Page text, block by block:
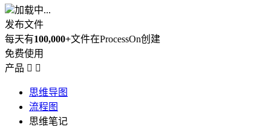
加载中...
发布文件
每天有100,000+文件在ProcessOn创建
免费使用
产品  
思维导图
流程图
思维笔记